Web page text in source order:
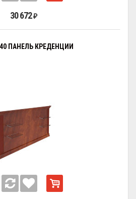
30 672 ₽
ПАНЕЛЬ КРЕДЕНЦИИ